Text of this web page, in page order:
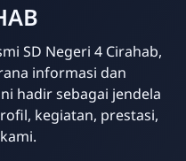
Admin
Online
SD Negeri 4 Cirahab,
informasi dan
hadir sebagai jendela
kegiatan, prestasi,